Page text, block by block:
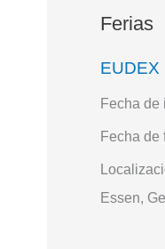
Ferias
EUDEX
Fecha de
Fecha de
Essen,